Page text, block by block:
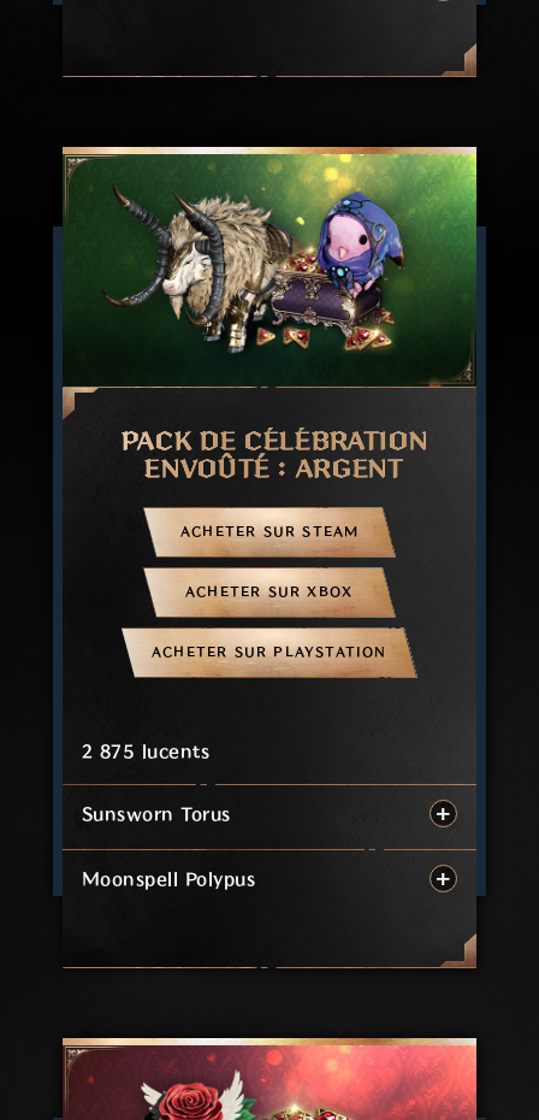
PACK DE CÉLÉBRATION
ENVOÛTÉ : ARGENT
ACHETER SUR STEAM
ACHETER SUR XBOX
ACHETER SUR PLAYSTATION
2 875 lucents
Sunsworn Torus
Moonspell Polypus